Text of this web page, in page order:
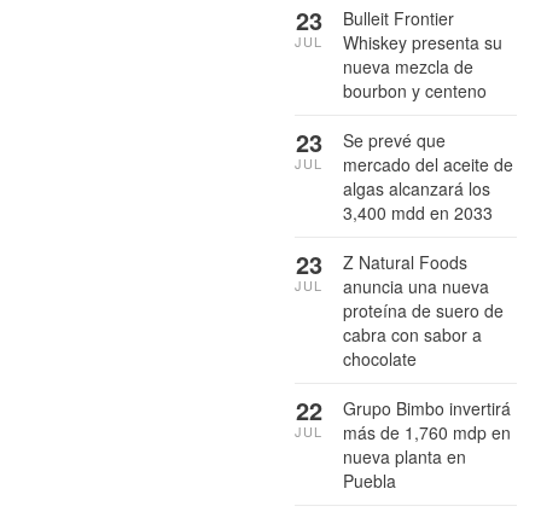
Bulleit Frontier
Whiskey presenta su
nueva mezcla de
bourbon y centeno
23
JUL
Se prevé que
mercado del aceite de
algas alcanzará los
3,400 mdd en 2033
23
JUL
Z Natural Foods
anuncia una nueva
proteína de suero de
cabra con sabor a
chocolate
23
JUL
Grupo Bimbo invertirá
más de 1,760 mdp en
nueva planta en
Puebla
22
JUL